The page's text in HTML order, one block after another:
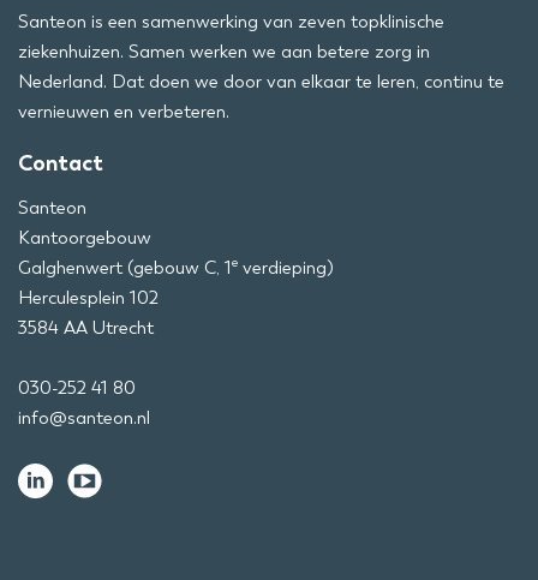
Santeon is een samenwerking van zeven topklinische
ziekenhuizen. Samen werken we aan betere zorg in
Nederland. Dat doen we door van elkaar te leren, continu te
vernieuwen en verbeteren.
Contact
Santeon
Kantoorgebouw
Galghenwert (gebouw C, 1e verdieping)
Herculesplein 102
3584 AA Utrecht
030-252 41 80
info@santeon.nl